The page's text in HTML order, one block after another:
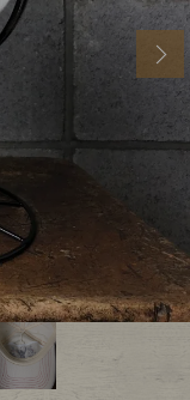
フコーディネート
探す